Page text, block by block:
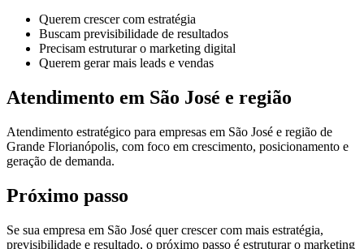
Querem crescer com estratégia
Buscam previsibilidade de resultados
Precisam estruturar o marketing digital
Querem gerar mais leads e vendas
Atendimento em São José e região
Atendimento estratégico para empresas em São José e região de
Grande Florianópolis, com foco em crescimento, posicionamento e
geração de demanda.
Próximo passo
Se sua empresa em São José quer crescer com mais estratégia,
previsibilidade e resultado, o próximo passo é estruturar o marketing